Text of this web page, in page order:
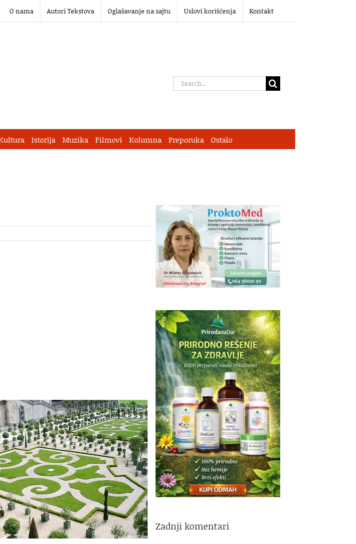
O nama Autori Tekstova Oglašavanje na sajtu Uslovi korišćenja Kontakt
Search
Istorija Muzika Filmovi Kolumna Preporuka Ostalo
Zadnji komentari